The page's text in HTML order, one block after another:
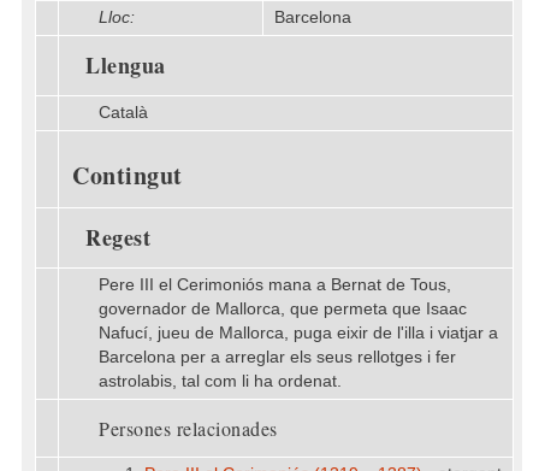
Lloc:
Barcelona
Llengua
Català
Contingut
Regest
Pere III el Cerimoniós mana a Bernat de Tous,
governador de Mallorca, que permeta que Isaac
Nafucí, jueu de Mallorca, puga eixir de l'illa i viatjar a
Barcelona per a arreglar els seus rellotges i fer
astrolabis, tal com li ha ordenat.
Persones relacionades